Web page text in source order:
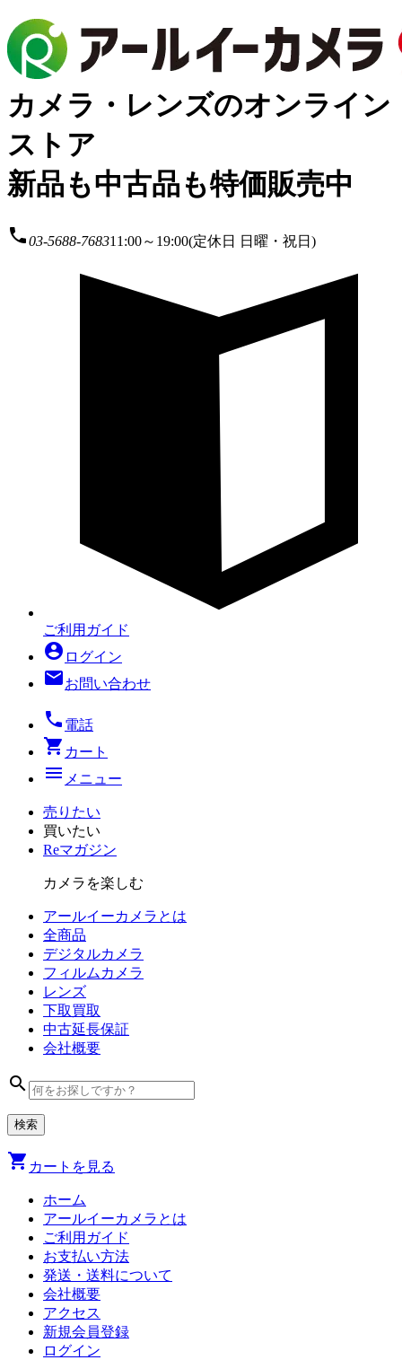
カメラ・レンズのオンライン
ストア
新品も中古品も特価販売中
local_phone03-5688-768311:00～19:00(定休日 日曜・祝日)
ご利用ガイド
account_circle ログイン
mailお問い合わせ
local_phone 電話
shopping_cart カート
menu メニュー
売りたい
買いたい
Reマガジン
カメラを楽しむ
アールイーカメラとは
全商品
デジタルカメラ
フィルム カメラ
レンズ
下取買取
中古延長保証
会社概要
search
shopping_cart カートを見る
ホーム
アールイーカメラとは
ご利用ガイド
お支払い方法
発送・送料について
会社概要
アクセス
新規会員登録
ログイン